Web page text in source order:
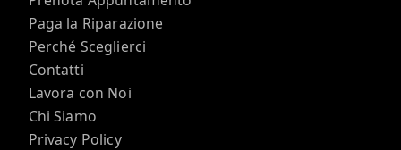
Paga la Riparazione
Perché Sceglierci
Contatti
Lavora con Noi
Chi Siamo
Privacy Policy